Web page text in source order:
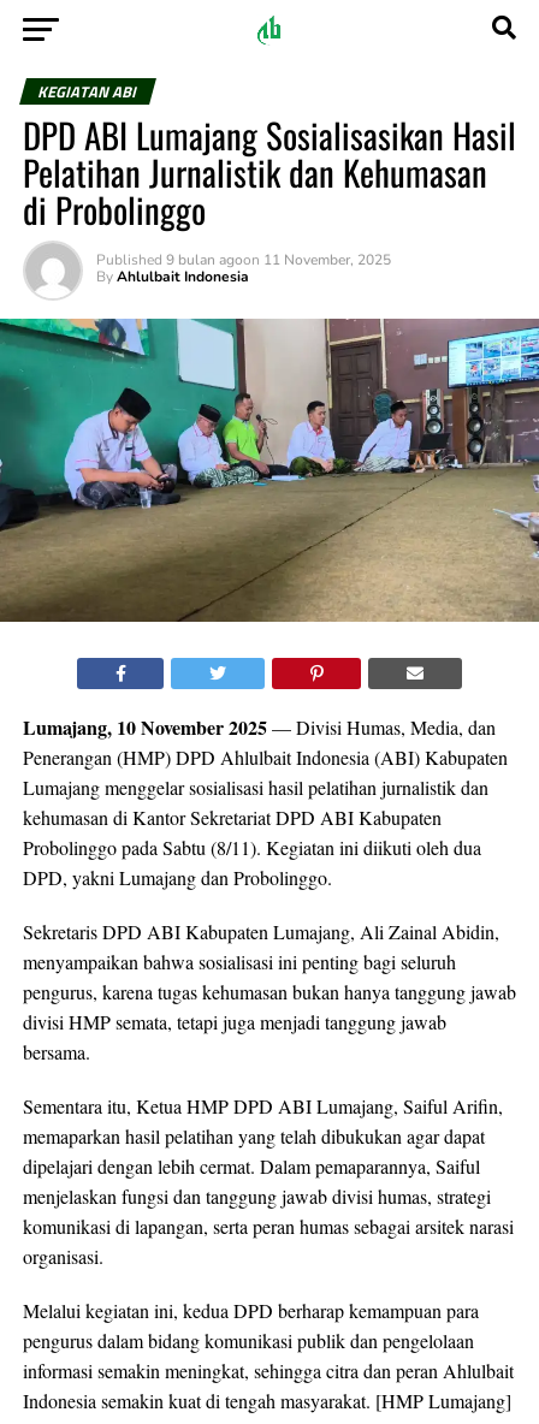
KEGIATAN ABI
DPD ABI Lumajang Sosialisasikan Hasil
Pelatihan Jurnalistik dan Kehumasan
di Probolinggo
Published 9 bulan agoon 11 November, 2025
By Ahlulbait Indonesia
Lumajang, 10 November 2025— Divisi Humas, Media, dan
Penerangan (HMP) DPD Ahlulbait Indonesia (ABI) Kabupaten
Lumajang menggelar sosialisasi hasil pelatihan jurnalistik dan
kehumasan di Kantor Sekretariat DPD ABI Kabupaten
Probolinggo pada Sabtu (8/11). Kegiatan ini diikuti oleh dua
DPD, yakni Lumajang dan Probolinggo.
Sekretaris DPD ABI Kabupaten Lumajang, Ali Zainal Abidin,
menyampaikan bahwa sosialisasi ini penting bagi seluruh
pengurus, karena tugas kehumasan bukan hanya tanggung jawab
divisi HMP semata, tetapi juga menjadi tanggung jawab
bersama.
Sementara itu, Ketua HMP DPD ABI Lumajang, Saiful Arifin,
memaparkan hasil pelatihan yang telah dibukukan agar dapat
dipelajari dengan lebih cermat. Dalam pemaparannya, Saiful
menjelaskan fungsi dan tanggung jawab divisi humas, strategi
komunikasi di lapangan, serta peran humas sebagai arsitek narasi
organisasi.
Melalui kegiatan ini, kedua DPD berharap kemampuan para
pengurus dalam bidang komunikasi publik dan pengelolaan
informasi semakin meningkat, sehingga citra dan peran Ahlulbait
Indonesia semakin kuat di tengah masyarakat. [HMP Lumajang]